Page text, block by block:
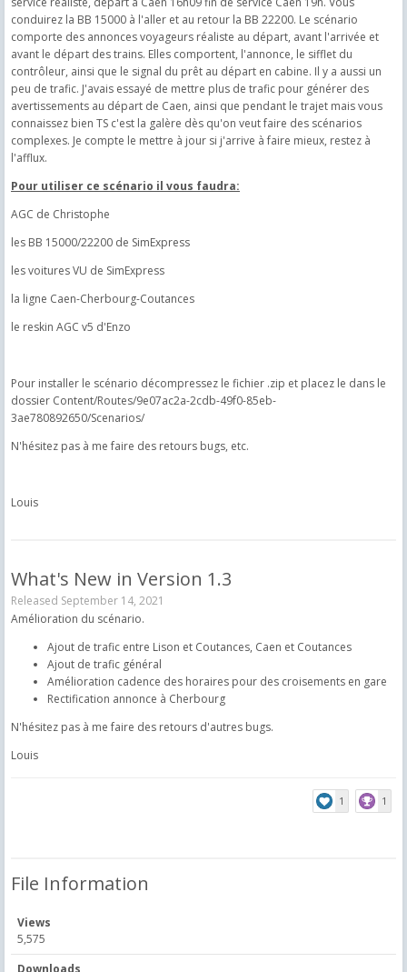
conduirez la BB 15000 à l'aller et au retour la BB 22200. Le scénario
comporte des annonces voyageurs réaliste au départ, avant l'arrivée et
avant le départ des trains. Elles comportent, l'annonce, le sifflet du
contrôleur, ainsi que le signal du prêt au départ en cabine. Il y a aussi un
peu de trafic. J'avais essayé de mettre plus de trafic pour générer des
avertissements au départ de Caen, ainsi que pendant le trajet mais vous
connaissez bien TS c'est la galère dès qu'on veut faire des scénarios
complexes. Je compte le mettre à jour si j'arrive à faire mieux, restez à
l'afflux.
Pour utiliser ce scénario il vous faudra:
AGC de Christophe
les BB 15000/22200 de SimExpress
les voitures VU de SimExpress
la ligne Caen-Cherbourg-Coutances
le reskin AGC v5 d'Enzo
Pour installer le scénario décompressez le fichier .zip et placez le dans le
dossier Content/Routes/9e07ac2a-2cdb-49f0-85eb-
3ae780892650/Scenarios/
N'hésitez pas à me faire des retours bugs, etc.
Louis
What's New in Version 1.3
Released September 14, 2021
Amélioration du scénario.
Ajout de trafic entre Lison et Coutances, Caen et Coutances
Ajout de trafic général
Amélioration cadence des horaires pour des croisements en gare
Rectification annonce à Cherbourg
N'hésitez pas à me faire des retours d'autres bugs.
Louis
1 1
File Information
Views
5,575